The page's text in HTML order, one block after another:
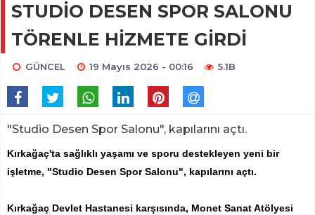
STUDİO DESEN SPOR SALONU
TÖRENLE HİZMETE GİRDİ
GÜNCEL 19 Mayıs 2026 - 00:16 5.1B
"Studio Desen Spor Salonu", kapılarını açtı.
Kırkağaç'ta sağlıklı yaşamı ve sporu destekleyen yeni bir
işletme, "Studio Desen Spor Salonu", kapılarını açtı.
Kırkağaç Devlet Hastanesi karşısında, Monet Sanat Atölyesi